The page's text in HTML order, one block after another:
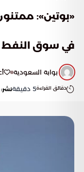
«بوتين»:
في سوق النفط
بوابة السعودية
دقائق القراءة5 دقيقةنشر: